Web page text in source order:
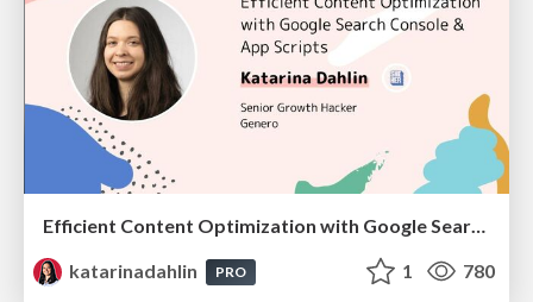
Efficient Content Optimization with Google Search Console & Apps Script
katarinadahlin
PRO 1 780